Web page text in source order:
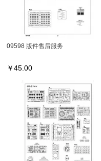
09598 版件售后服务
￥45.00